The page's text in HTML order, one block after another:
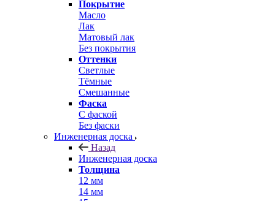
Покрытие
Масло
Лак
Матовый лак
Без покрытия
Оттенки
Светлые
Тёмные
Смешанные
Фаска
С фаской
Без фаски
Инженерная доска
Назад
Инженерная доска
Толщина
12 мм
14 мм